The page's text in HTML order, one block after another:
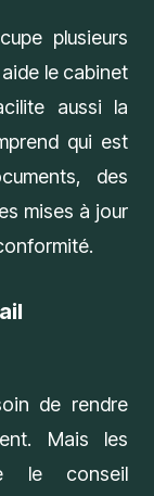
plusieurs
le cabinet
aussi la
qui est
des
mises à jour
de rendre
Mais les
le conseil